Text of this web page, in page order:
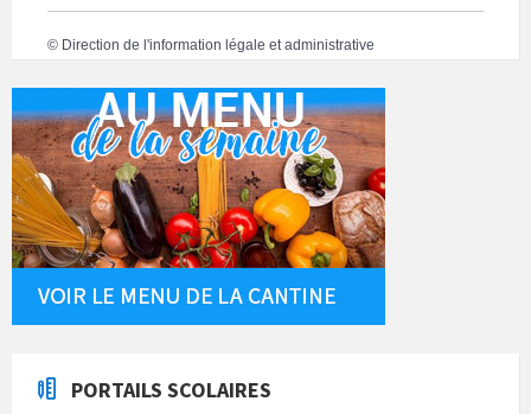
© Direction de l'information légale et administrative
PORTAILS SCOLAIRES